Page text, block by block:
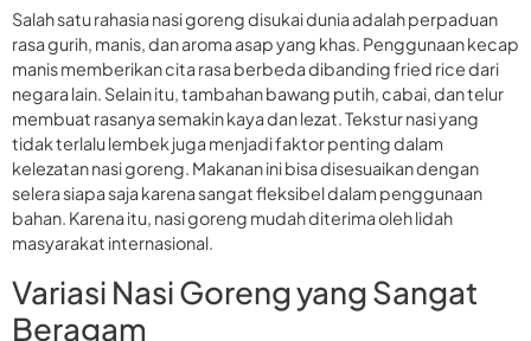
Salah satu rahasia nasi goreng disukai dunia adalah perpaduan
rasa gurih, manis, dan aroma asap yang khas. Penggunaan kecap
manis memberikan cita rasa berbeda dibanding fried rice dari
negara lain. Selain itu, tambahan bawang putih, cabai, dan telur
membuat rasanya semakin kaya dan lezat. Tekstur nasi yang
tidak terlalu lembek juga menjadi faktor penting dalam
kelezatan nasi goreng. Makanan ini bisa disesuaikan dengan
selera siapa saja karena sangat fleksibel dalam penggunaan
bahan. Karena itu, nasi goreng mudah diterima oleh lidah
masyarakat internasional.
Variasi Nasi Goreng yang Sangat
Beragam